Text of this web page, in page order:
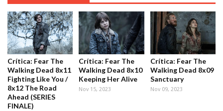
Crítica: Fear The
Walking Dead 8x11
Fighting Like You /
8x12 The Road
Ahead (SERIES
FINALE)
Crítica: Fear The
Walking Dead 8x10
Keeping Her Alive
Nov 15, 2023
Crítica: Fear The
Walking Dead 8x09
Sanctuary
Nov 09, 2023